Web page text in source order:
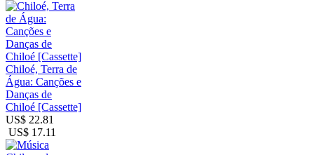
Chiloé, Terra de
Água: Canções e
Danças de
Chiloé [Cassette]
US$ 22.81
US$ 17.11